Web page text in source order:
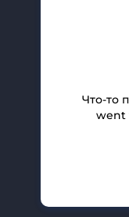
Что-то
went